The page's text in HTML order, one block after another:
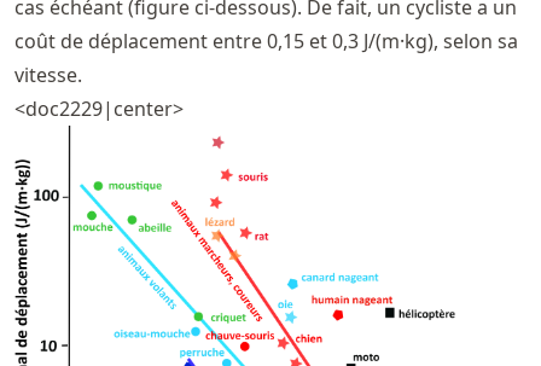
cas échéant (figure ci-dessous). De fait, un cycliste a un
coût de déplacement entre 0,15 et 0,3 J/(m·kg), selon sa
vitesse.
<doc2229|center>